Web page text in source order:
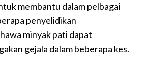
membantu dalam pelbagai
penyelidikan
minyak pati dapat
gejala dalam beberapa kes.